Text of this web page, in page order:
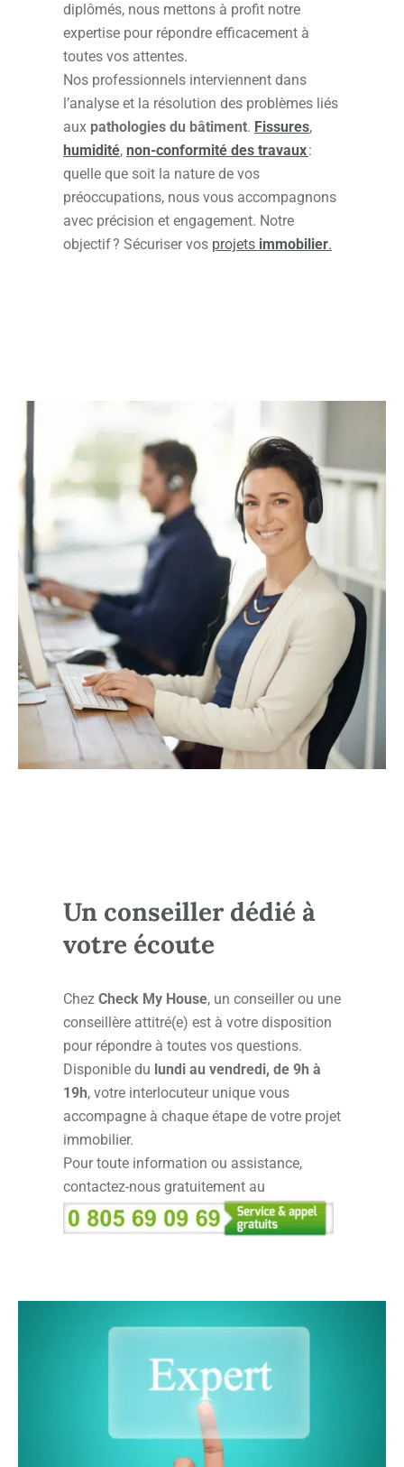
diplômés, nous mettons à profit notre
expertise pour répondre efficacement à
toutes vos attentes.
Nos professionnels interviennent dans
l’analyse et la résolution des problèmes liés
aux pathologies du bâtiment. Fissures,
humidité, non-conformité des travaux:
quelle que soit la nature de vos
préoccupations, nous vous accompagnons
avec précision et engagement. Notre
objectif ? Sécuriser vos projets immobilier.
Un conseiller dédié à
votre écoute
Chez Check My House, un conseiller ou une
conseillère attitré(e) est à votre disposition
pour répondre à toutes vos questions.
Disponible du lundi au vendredi, de 9h à
19h, votre interlocuteur unique vous
accompagne à chaque étape de votre projet
immobilier.
Pour toute information ou assistance,
contactez-nous gratuitement au